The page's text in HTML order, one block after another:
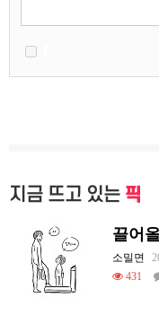
지금 뜨고 있는 픽
끌어
소밀면
431